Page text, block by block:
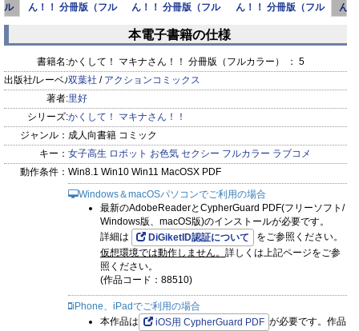
ル
ん！！ 分冊版（フル
ん！！ 分冊版（フル
ん！！ 分冊版（フル
ん
prev next
本電子書籍の仕様
書籍名:かくして！ マキナさん！！ 分冊版（フルカラー） ： 5
出版社/レーベル:双葉社 / アクションコミックス
著者:里好
シリーズ:かくして！ マキナさん！！
ジャンル： 成人向書籍 コミック
キー： 女子高生 ロボット お色気 セクシー フルカラー ラブコメ
動作条件： Win8.1 Win10 Win11 MacOSX PDF
Windows＆macOSパソコンでご利用の場合
最新のAdobeReaderとCypherGuard PDF(フリーソフト/
Windows版、macOS版)のインストールが必要です。
詳細は
DiGiketID認証について
をご参照ください。
仮想環境では動作しません。 詳しくは上記ページをご参
照ください。
(作品コード：88510)
iPhone、iPadでご利用の場合
本作品は
iOS用 CypherGuard PDF が必要です。作品